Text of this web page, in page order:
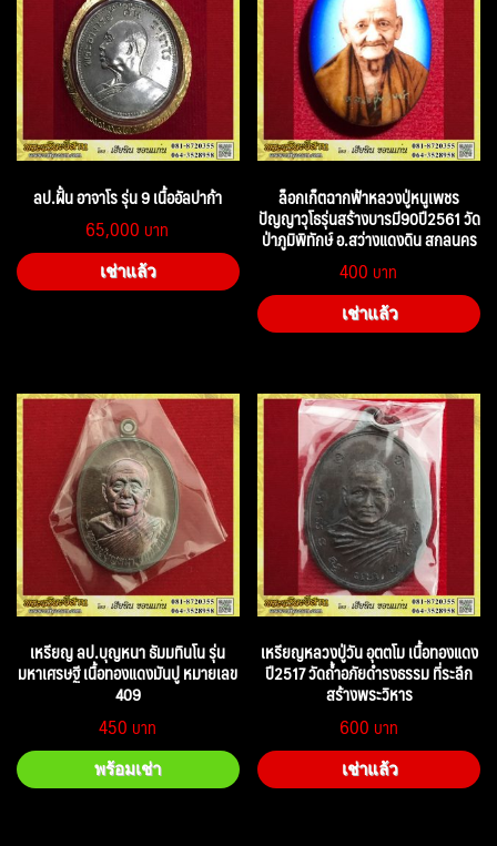
ลป.ฝั้น อาจาโร รุ่น 9 เนื้ออัลปาก้า
65,000
เช่าแล้ว
ล็อกเก็ตฉากฟ้าหลวงปู่หนูเพชร
ปัญญาวุโธรุ่นสร้างบารมี90ปี2561 วัด
ป่าภูมิพิทักษ์ อ.สว่างแดงดิน สกลนคร
400
เช่าแล้ว
เหรียญ ลป.บุญหนา ธัมมทินโน รุ่น
มหาเศรษฐี เนื้อทองแดงมันปู หมายเลข
409
450
พร้อมเช่า
เหรียญหลวงปู่วัน อุตตโม เนื้อทองแดง
ปี2517 วัดถ้ำอภัยดำรงธรรม ที่ระลึก
สร้างพระวิหาร
600
เช่าแล้ว